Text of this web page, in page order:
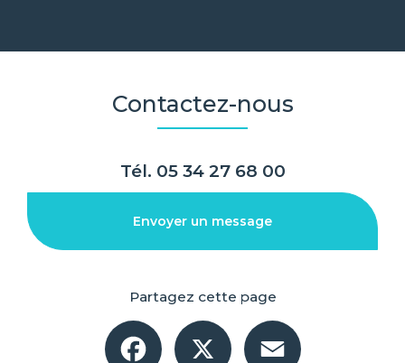
Contactez-nous
Tél. 05 34 27 68 00
Envoyer un message
Partagez cette page
Facebook